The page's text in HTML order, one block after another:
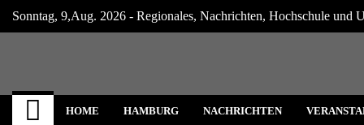
Skip
Sonntag, 9,Aug. 2026 - Regionales, Nachrichten, Hochschule und
Hamburg Internet
Neuigkeiten und Nachrichten aus Hamburg
HOME HAMBURG NACHRICHTEN